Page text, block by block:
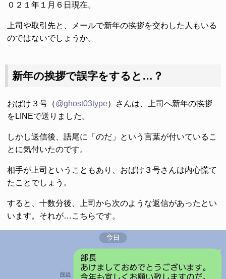
０２１年１月６日現在。
上司や取引先と、メールで新年の挨拶を交わした人もいる
のではないでしょうか。
新年の挨拶で誤字をすると…？
おばけ３号（@ghost03type）さんは、上司へ新年の挨拶
をLINEで送りました。
しかし送信後、語尾に「のだ」という言葉が付いているこ
とに気付いたのです。
相手が上司ということもあり、おばけ３号さんは内心慌て
たことでしょう。
すると、十数分後、上司から次のような返信があったとい
います。それが…こちらです。